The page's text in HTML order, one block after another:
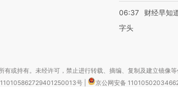
06:37
财经早知
字头
或持有。未经许可，禁止进行转载、摘编、复制及建立镜像等
号
京公网安备